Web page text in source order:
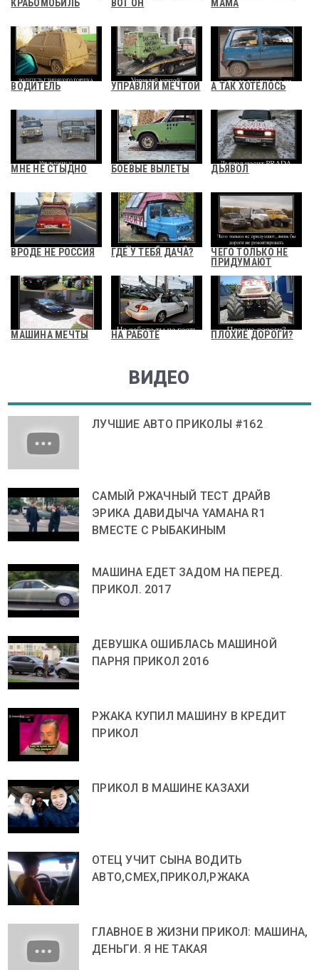
КРАБОМОБИЛЬ ВОТ ОН МАМА
ВОДИТЕЛЬ УПРАВЛЯЙ МЕЧТОЙ А ТАК ХОТЕЛОСЬ
МНЕ НЕ СТЫДНО БОЕВЫЕ ВЫЛЕТЫ ДЬЯВОЛ
ВРОДЕ НЕ РОССИЯ ГДЕ У ТЕБЯ ДАЧА?
ЧЕГО ТОЛЬКО НЕ
ПРИДУМАЮТ
МАШИНА МЕЧТЫ НА РАБОТЕ ПЛОХИЕ ДОРОГИ?
ВИДЕО
ЛУЧШИЕ АВТО ПРИКОЛЫ #162
САМЫЙ РЖАЧНЫЙ ТЕСТ ДРАЙВ
ЭРИКА ДАВИДЫЧА YAMAHA R1
ВМЕСТЕ С РЫБАКИНЫМ
МАШИНА ЕДЕТ ЗАДОМ НА ПЕРЕД.
ПРИКОЛ. 2017
ДЕВУШКА ОШИБЛАСЬ МАШИНОЙ
ПАРНЯ ПРИКОЛ 2016
РЖАКА КУПИЛ МАШИНУ В КРЕДИТ
ПРИКОЛ
ПРИКОЛ В МАШИНЕ КАЗАХИ
ОТЕЦ УЧИТ СЫНА ВОДИТЬ
АВТО,СМЕХ,ПРИКОЛ,РЖАКА
ГЛАВНОЕ В ЖИЗНИ ПРИКОЛ: МАШИНА,
ДЕНЬГИ. Я НЕ ТАКАЯ